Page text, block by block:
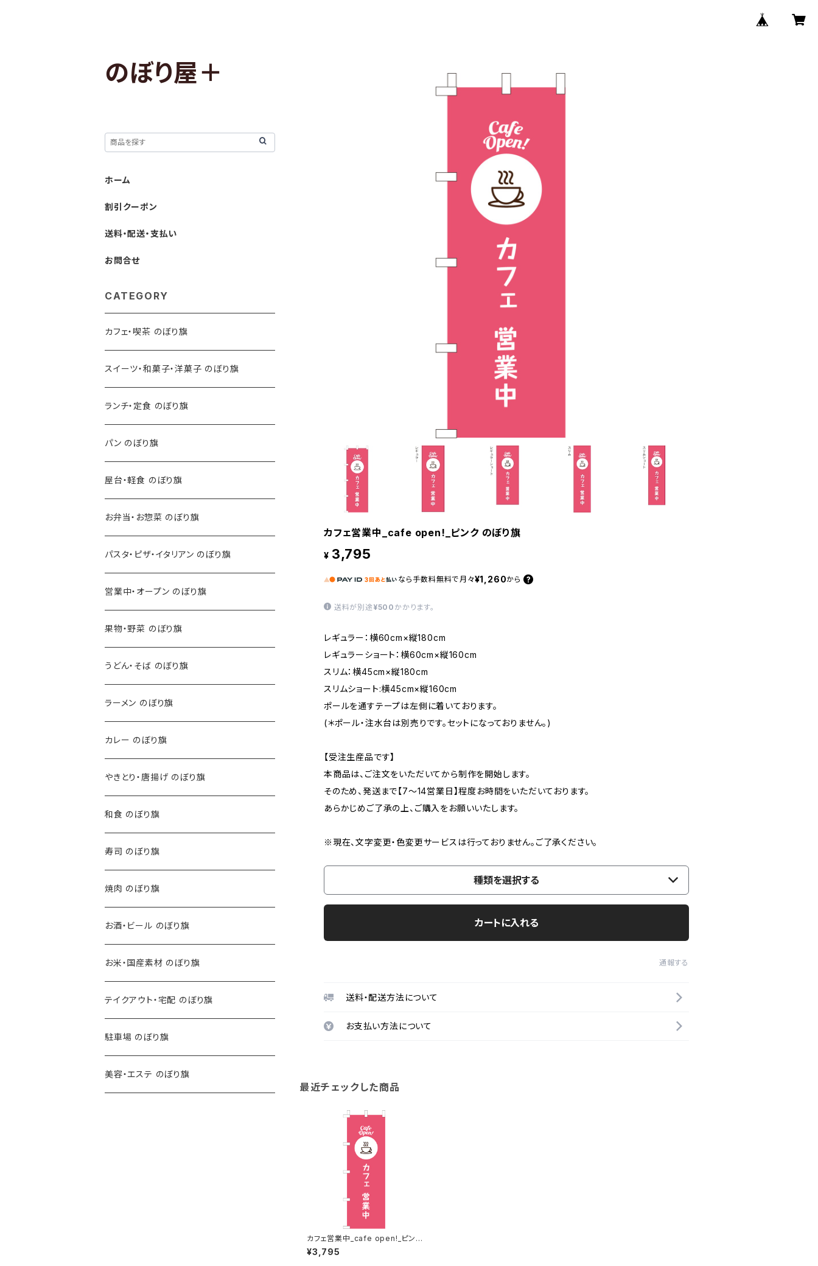
カフェ営業中_cafe open!_ピンク のぼり旗
¥ 3,795
なら 手数料無料で 月々¥1,260から
送料が別途 ¥500 かかります。
レギュラー：横60cm×縦180cm
レギュラーショート：横60cm×縦160cm
スリム：横45cm×縦180cm
スリムショート:横45cm×縦160cm
ポールを通すテープは左側に着いております。
(＊ポール・注水台は別売りです。セットになっておりません。)
【受注生産品です】
本商品は、ご注文をいただいてから制作を開始します。
そのため、発送まで【7〜14営業日】程度お時間をいただいております。
あらかじめご了承の上、ご購入をお願いいたします。
※現在、文字変更・色変更サービスは行っておりません。ご了承ください。
種類を選択する
カートに入れる
通報する
送料・配送方法について
お支払い方法について
最近チェックした商品
カフェ営業中_cafe open!_ピンク
のぼり旗
¥3,795
のぼり屋＋
ホーム
割引クーポン
送料・配送・支払い
お問合せ
CATEGORY
カフェ・喫茶 のぼり旗
スイーツ・和菓子・洋菓子 のぼり旗
ランチ・定食 のぼり旗
パン のぼり旗
屋台・軽食 のぼり旗
お弁当・お惣菜 のぼり旗
パスタ・ピザ・イタリアン のぼり旗
営業中・オープン のぼり旗
果物・野菜 のぼり旗
うどん・そば のぼり旗
ラーメン のぼり旗
カレー のぼり旗
やきとり・唐揚げ のぼり旗
和食 のぼり旗
寿司 のぼり旗
焼肉 のぼり旗
お酒・ビール のぼり旗
お米・国産素材 のぼり旗
テイクアウト・宅配 のぼり旗
駐車場 のぼり旗
美容・エステ のぼり旗